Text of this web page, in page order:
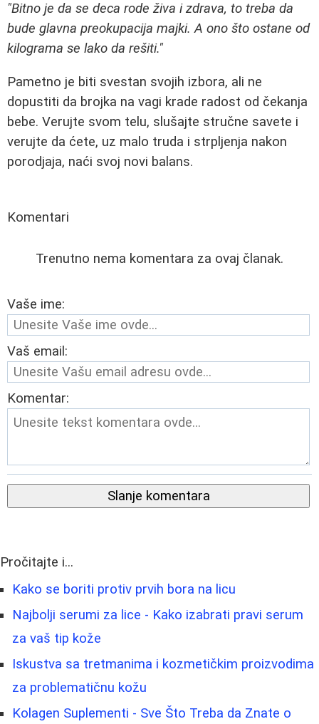
"Bitno je da se deca rode živa i zdrava, to treba da
bude glavna preokupacija majki. A ono što ostane od
kilograma se lako da rešiti."
Pametno je biti svestan svojih izbora, ali ne
dopustiti da brojka na vagi krade radost od čekanja
bebe. Verujte svom telu, slušajte stručne savete i
verujte da ćete, uz malo truda i strpljenja nakon
porodjaja, naći svoj novi balans.
Komentari
Trenutno nema komentara za ovaj članak.
Vaše ime:
Vaš email:
Komentar:
Slanje komentara
Pročitajte i...
Kako se boriti protiv prvih bora na licu
Najbolji serumi za lice - Kako izabrati pravi serum
za vaš tip kože
Iskustva sa tretmanima i kozmetičkim proizvodima
za problematičnu kožu
Kolagen Suplementi - Sve Što Treba da Znate o